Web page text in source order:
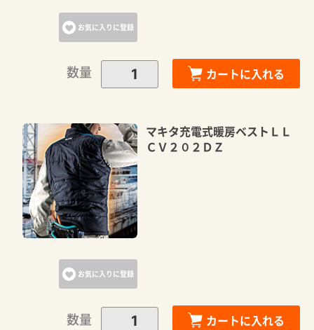
お気に入りに登録
数量 カートに入れる
お気に入りに登録
マキタ充電式暖房ベストＬＬ
ＣＶ２０２ＤＺ
数量 カートに入れる